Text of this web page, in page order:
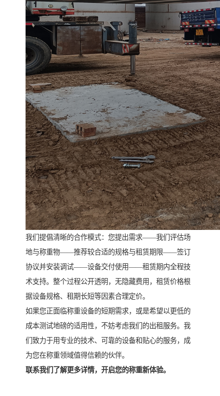
我们提倡清晰的合作模式：您提出需求——我们评估场
地与称重物——推荐较合适的规格与租赁期限——签订
协议并安装调试——设备交付使用——租赁期内全程技
术支持。整个过程公开透明，无隐藏费用，租赁价格根
据设备规格、租期长短等因素合理定价。
如果您正面临称重设备的短期需求，或是希望以更低的
成本测试地磅的适用性，不妨考虑我们的出租服务。我
们致力于用专业的技术、可靠的设备和贴心的服务，成
为您在称重领域值得信赖的伙伴。
联系我们了解更多详情，开启您的称重新体验。